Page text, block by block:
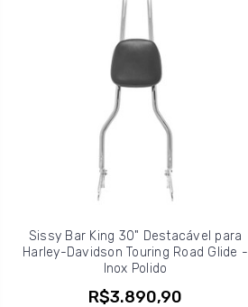
Sissy Bar King 30" Destacável para
Harley-Davidson Touring Road Glide -
Inox Polido
R$3.890,90